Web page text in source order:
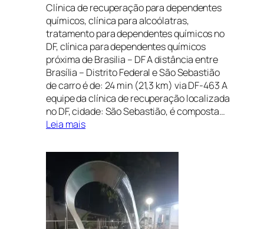
Clínica de recuperação para dependentes
químicos, clínica para alcoólatras,
tratamento para dependentes químicos no
DF, clínica para dependentes químicos
próxima de Brasilia – DF A distância entre
Brasília – Distrito Federal e São Sebastião
de carro é de: 24 min (21,3 km) via DF-463 A
equipe da clínica de recuperação localizada
no DF, cidade: São Sebastião, é composta…
Leia mais:
DE
RECUPERAÇÃO
PARANOÁ,
DISTRITO
FEDERAL